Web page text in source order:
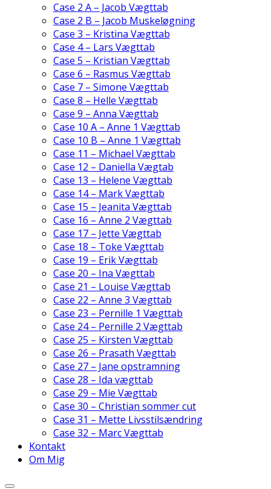
Case 2 A – Jacob Vægttab
Case 2 B – Jacob Muskeløgning
Case 3 – Kristina Vægttab
Case 4 – Lars Vægttab
Case 5 – Kristian Vægttab
Case 6 – Rasmus Vægttab
Case 7 – Simone Vægttab
Case 8 – Helle Vægttab
Case 9 – Anna Vægttab
Case 10 A – Anne 1 Vægttab
Case 10 B – Anne 1 Vægttab
Case 11 – Michael Vægttab
Case 12 – Daniella Vægtab
Case 13 – Helene Vægttab
Case 14 – Mark Vægttab
Case 15 – Jeanita Vægttab
Case 16 – Anne 2 Vægttab
Case 17 – Jette Vægttab
Case 18 – Toke Vægttab
Case 19 – Erik Vægttab
Case 20 – Ina Vægttab
Case 21 – Louise Vægttab
Case 22 – Anne 3 Vægttab
Case 23 – Pernille 1 Vægttab
Case 24 – Pernille 2 Vægttab
Case 25 – Kirsten Vægttab
Case 26 – Prasath Vægttab
Case 27 – Jane opstramning
Case 28 – Ida vægttab
Case 29 – Mie Vægttab
Case 30 – Christian sommer cut
Case 31 – Mette Livsstilsændring
Case 32 – Marc Vægttab
Kontakt
Om Mig